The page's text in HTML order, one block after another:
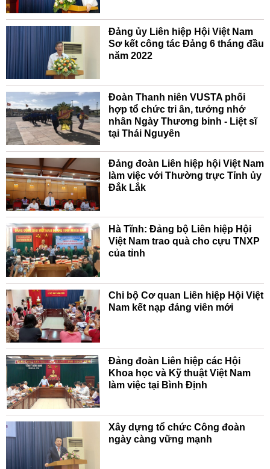
Đảng ủy Liên hiệp Hội Việt Nam
Sơ kết công tác Đảng 6 tháng đầu
năm 2022
Đoàn Thanh niên VUSTA phối
hợp tổ chức tri ân, tưởng nhớ
nhân Ngày Thương binh - Liệt sĩ
tại Thái Nguyên
Đảng đoàn Liên hiệp hội Việt Nam
làm việc với Thường trực Tỉnh ủy
Đắk Lắk
Hà Tĩnh: Đảng bộ Liên hiệp Hội
Việt Nam trao quà cho cựu TNXP
của tỉnh
Chi bộ Cơ quan Liên hiệp Hội Việt
Nam kết nạp đảng viên mới
Đảng đoàn Liên hiệp các Hội
Khoa học và Kỹ thuật Việt Nam
làm việc tại Bình Định
Xây dựng tổ chức Công đoàn
ngày càng vững mạnh